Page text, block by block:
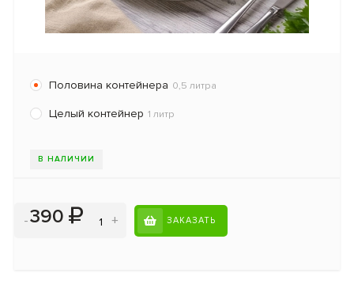
Половина контейнера 0,5 литра
Целый контейнер 1 литр
В НАЛИЧИИ
-390 + ЗАКАЗАТЬ